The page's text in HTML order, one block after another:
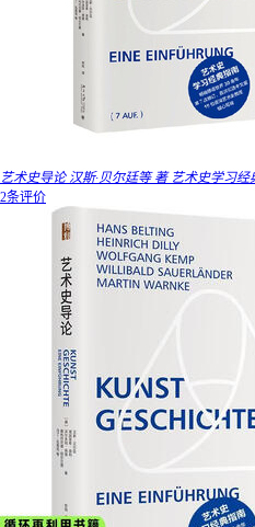
艺术史导论 汉斯·贝尔廷等 著 艺术史学习
2条评价